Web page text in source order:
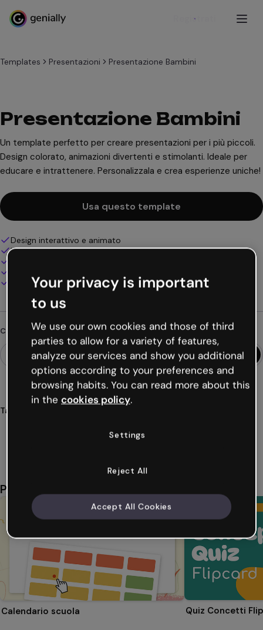
Registrati
Templates Presentazioni Presentazione Bambini
Presentazione Bambini
Un template perfetto per creare presentazioni per i più piccoli.
Design colorato, animazioni divertenti e stimolanti. Ideale per
educare e intrattenere. Personalizzala e crea esperienze uniche!
Usa questo template
Design interattivo e animato
100% personalizzabile
Scarica in PDF, MP4 e altri formati
Cerchi qualcosa di diverso?
Tags
Potrebbe piacerti anche
Calendario scuola Quiz Concetti
Your privacy is important
to us
We use our own cookies and those of third
parties to allow for a variety of features,
analyze our services and show you additional
options according to your preferences and
browsing habits. You can read more about this
in the cookies policy.
Settings
Reject All
Accept All Cookies